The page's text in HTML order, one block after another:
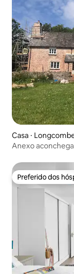
Casa ⋅
Anexo
Preferido dos
Preferido dos